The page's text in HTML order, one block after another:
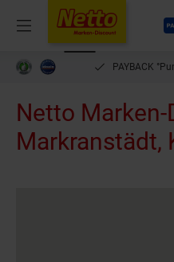
Menü
PAYBACK
Netto
Markranstädt,